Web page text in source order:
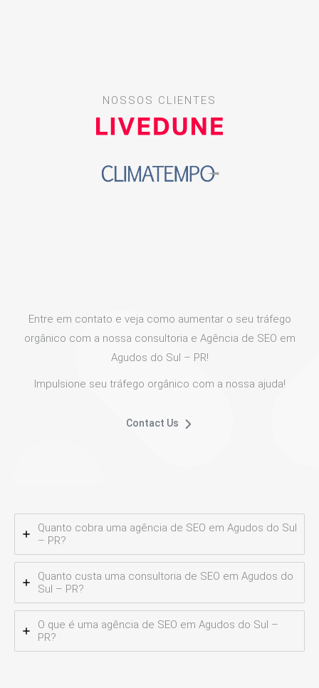
NOSSOS CLIENTES
Entre em contato e veja como aumentar o seu tráfego
orgânico com a nossa consultoria e Agência de SEO em
Agudos do Sul – PR!
Impulsione seu tráfego orgânico com a nossa ajuda!
Contact Us
Quanto cobra uma agência de SEO em Agudos do Sul
– PR?
Quanto custa uma consultoria de SEO em Agudos do
Sul – PR?
O que é uma agência de SEO em Agudos do Sul –
PR?